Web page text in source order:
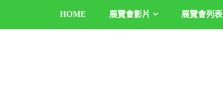
HOME 展覽會影片 展覽會列表